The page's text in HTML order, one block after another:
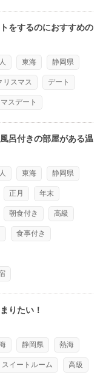
をするのにおすすめの
東海 静岡県
リスマス デート
スデート
呂付きの部屋がある温
東海 静岡県
正月 年末
朝食付き 高級
食事付き
りたい！
静岡県 熱海
スイートルーム 高級